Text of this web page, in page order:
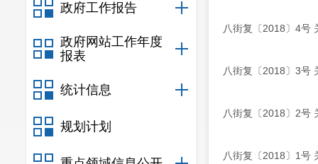
政府工作报告
政府网站工作年度
报表
统计信息
规划计划
八街复〔2018〕4号
八街复〔2018〕3号
八街复〔2018〕2号
八街复〔2018〕1号